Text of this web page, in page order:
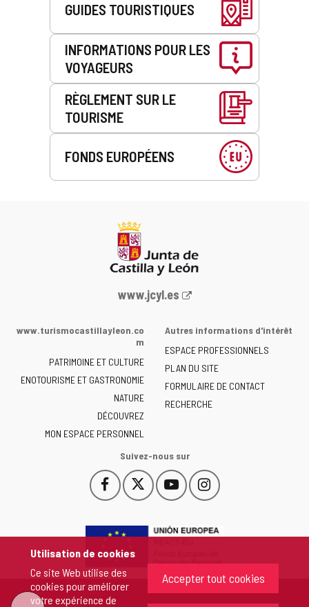
Utilisation de cookies
Ce site Web utilise des
cookies pour améliorer
votre expérience de
Accepter tout cookies
GUIDES TOURISTIQUES
INFORMATIONS POUR LES
VOYAGEURS
RÈGLEMENT SUR LE
TOURISME
FONDS EUROPÉENS
Portail
la
de
Castilla
y
León
-
www.jcyl.es
www.turismocastillayleon.co
m
PATRIMOINE ET CULTURE
ENOTOURISME ET GASTRONOMIE
NATURE
DÉCOUVREZ
MON ESPACE PERSONNEL
Autres informations d'intérêt
ESPACE PROFESSIONNELS
PLAN DU SITE
FORMULAIRE DE CONTACT
RECHERCHE
Suivez-nous sur
Facebook
Este
enlace
abrirá
una
ventana
nueva.
Este
enlace
abrirá
ventana
nueva.
YouTube
Este
enlace
abrirá
ventana
nueva.
Instagram
Este
enlace
abrirá
ventana
nueva.